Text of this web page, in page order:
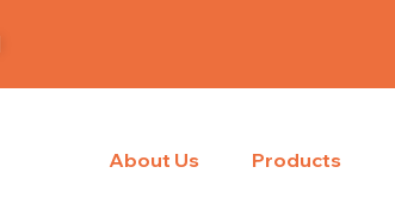
About Us Products